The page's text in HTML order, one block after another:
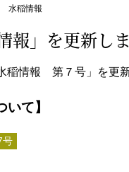
水稲情報
報」を更新し
稲情報 第７号」を更新
て】